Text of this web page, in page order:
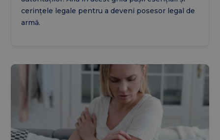
cerințele legale pentru a deveni posesor legal de
armă.